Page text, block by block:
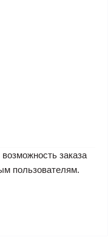
заказа
пользователям.